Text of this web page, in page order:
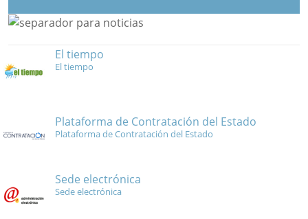
El tiempo
El tiempo
Plataforma de Contratación del Estado
Plataforma de Contratación del Estado
Sede electrónica
Sede electrónica